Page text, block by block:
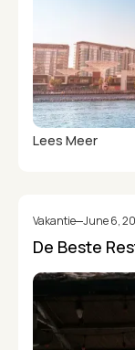
Lees Meer
Vakantie June 6,
De Beste